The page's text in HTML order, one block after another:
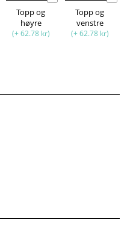
Topp og
høyre
(+ 62.78 kr)
Topp og
venstre
(+ 62.78 kr)